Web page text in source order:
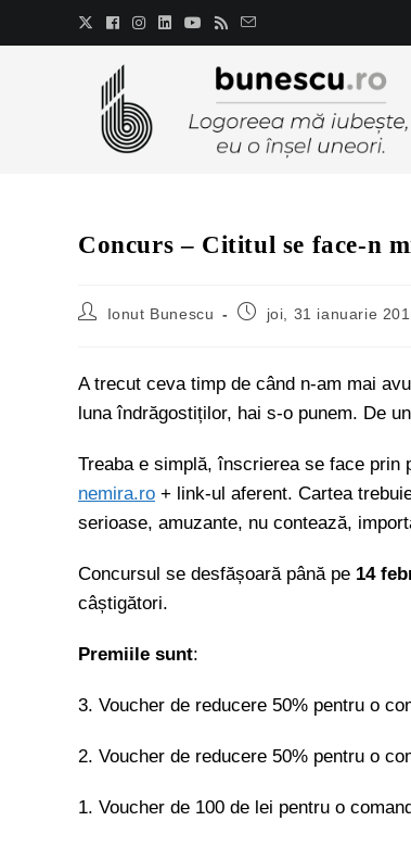
Concurs – Cititul se face-n
Ionut Bunescu joi, 31 ianuarie
A trecut ceva timp de când n-am mai
luna îndrăgostiților, hai s-o punem. De
Treaba e simplă, înscrierea se face prin
nemira.ro + link-ul aferent. Cartea
serioase, amuzante, nu contează,
Concursul se desfășoară până pe 14
câștigători.
Premiile sunt:
3. Voucher de reducere 50% pentru o
2. Voucher de reducere 50% pentru o
1. Voucher de 100 de lei pentru o